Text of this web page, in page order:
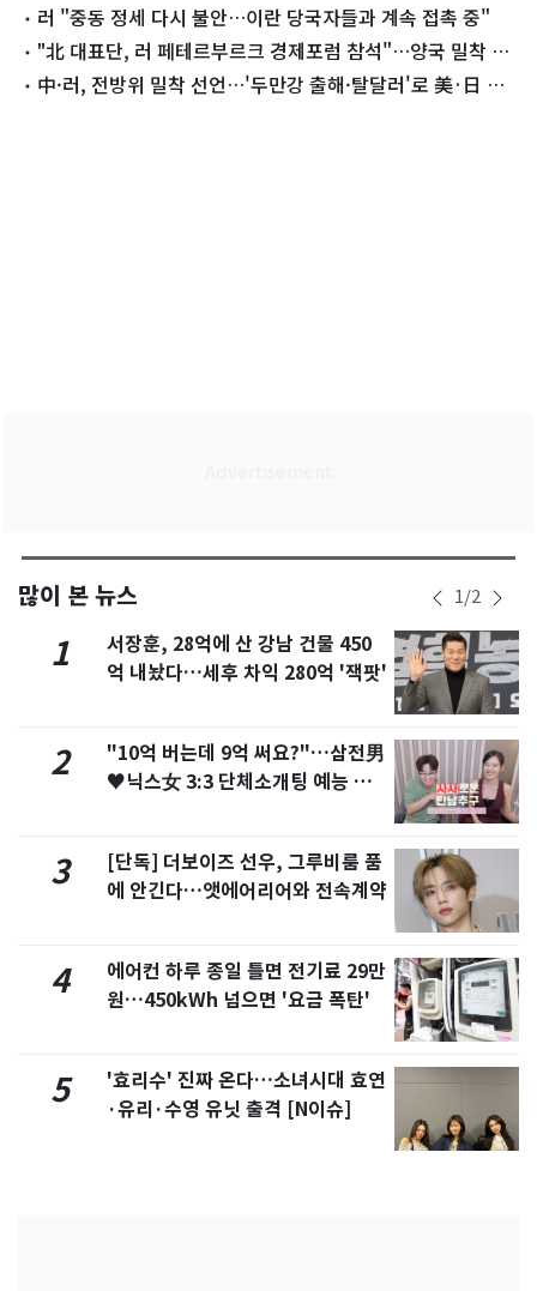
논의러 "중동 정세 다시 불안…이란 당국자들과 계속 접촉 중"
"北 대표단, 러 페테르부르크 경제포럼 참석"…양국 밀착 가
속 中·러, 전방위 밀착 선언…'두만강 출해·탈달러'로 美·日 겨
많이 본 뉴스 1/2
1
서장훈, 28억에 산 강남 건물 450
억 내놨다…세후 차익 280억 '잭팟'
2
"10억 버는데 9억 써요?"…삼전男
♥닉스女 3:3 단체소개팅 예능 화
3
[단독] 더보이즈 선우, 그루비룸 품
에 안긴다…앳에어리어와 전속계약
4
에어컨 하루 종일 틀면 전기료 29만
원…450kWh 넘으면 '요금 폭탄'
5
'효리수' 진짜 온다…소녀시대 효연
·유리·수영 유닛 출격 [N이슈]